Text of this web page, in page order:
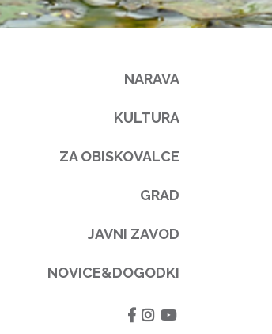
NARAVA
KULTURA
ZA OBISKOVALCE
GRAD
JAVNI ZAVOD
NOVICE&DOGODKI